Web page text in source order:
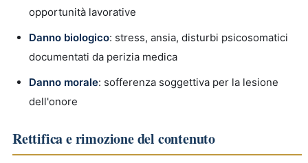
opportunità lavorative
Danno biologico: stress, ansia, disturbi psicosomatici
documentati da perizia medica
Danno morale: sofferenza soggettiva per la lesione
dell'onore
Rettifica e rimozione del contenuto